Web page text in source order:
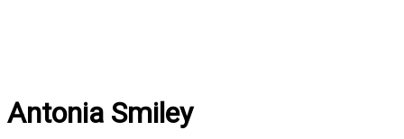
Antonia Smiley